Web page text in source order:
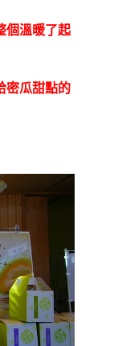
個溫暖了起
密瓜甜點的